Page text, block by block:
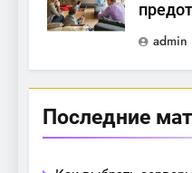
admin
Последние